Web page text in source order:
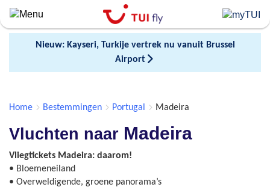
Skip
to
main
Nieuw: Kayseri, Turkije vertrek nu vanuit Brussel
Airport
Home Bestemmingen Portugal Madeira
Vluchten naar Madeira
Vliegtickets Madeira: daarom!
• Bloemeneiland
• Overweldigende, groene panorama’s